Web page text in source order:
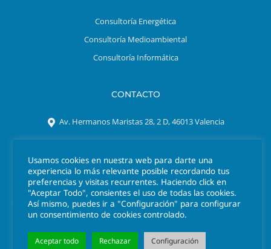
Consultoría Energética
Consultoría Medioambiental
Consultoría Informática
CONTACTO
Av. Hermanos Maristas 28, 2 D, 46013 Valencia
Tel. 963 301 641
azigrene@azigrene.es
© 2026 Azigrene
Usamos cookies en nuestra web para darte una
experiencia lo más relevante posible recordando tus
preferencias y visitas recurrentes. Haciendo click en
"Aceptar Todo", consientes el uso de todas las cookies.
Así mismo, puedes ir a "Configuración" para configurar
un consentimiento de cookies controlado.
Aceptar todo Rechazar Configuración